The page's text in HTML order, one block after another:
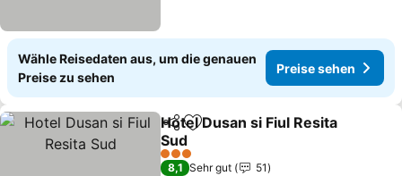
Wähle Reisedaten aus, um die genauen
Preise zu sehen
Preise sehen
TeilenZu Favoriten hinzufügen
Hotel Dusan si Fiul Resita
Sud
3 Sterne
8,1 Sehr gut
51